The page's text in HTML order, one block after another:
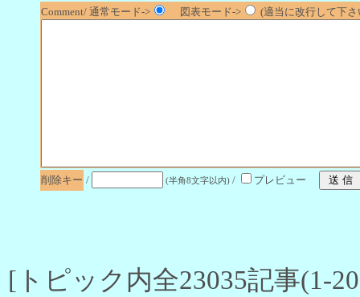
Comment/ 通常モード->
図表モード-> (適当に改行して下
削除キー / (半角8文字以内) / プレビュー
[トピック内全23035記事(1-